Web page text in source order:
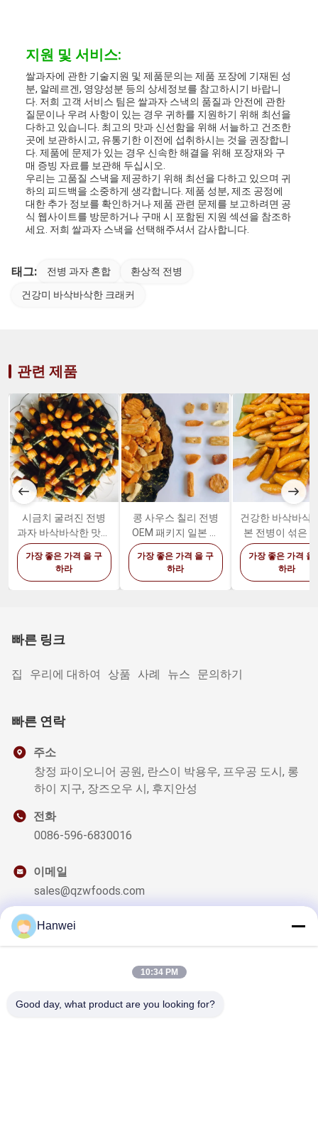
지원 및 서비스:
쌀과자에 관한 기술지원 및 제품문의는 제품 포장에 기재된 성
분, 알레르겐, 영양성분 등의 상세정보를 참고하시기 바랍니
다. 저희 고객 서비스 팀은 쌀과자 스낵의 품질과 안전에 관한
질문이나 우려 사항이 있는 경우 귀하를 지원하기 위해 최선을
다하고 있습니다. 최고의 맛과 신선함을 위해 서늘하고 건조한
곳에 보관하시고, 유통기한 이전에 섭취하시는 것을 권장합니
다. 제품에 문제가 있는 경우 신속한 해결을 위해 포장재와 구
매 증빙 자료를 보관해 두십시오.
우리는 고품질 스낵을 제공하기 위해 최선을 다하고 있으며 귀
하의 피드백을 소중하게 생각합니다. 제품 성분, 제조 공정에
대한 추가 정보를 확인하거나 제품 관련 문제를 보고하려면 공
식 웹사이트를 방문하거나 구매 시 포함된 지원 섹션을 참조하
세요. 저희 쌀과자 스낵을 선택해주셔서 감사합니다.
태그: 전병 과자 혼합 환상적 전병
건강미 바삭바삭한 크래커
관련 제품
시금치 굴려진 전병
과자 바삭바삭한 맛있
는 팽화미 과자
가장 좋은 가격 을 구
하라
콩 사우스 칠리 전병
OEM 패키지 일본 비
빔밥 크래커
가장 좋은 가격 을 구
하라
건강한 바삭바삭
본 전병이 섞은
고추를 넣은 저
기와 강낭콩 스
가장 좋은 가격 을
하라
빠른 링크
집 우리에 대하여 상품 사례 뉴스 문의하기
빠른 연락
주소
창정 파이오니어 공원, 란스이 박용우, 프우공 도시, 롱
하이 지구, 장즈오우 시, 후지안성
전화
0086-596-6830016
이메일
sales@qzwfoods.com
Hanwei
10:34 PM
Good day, what product are you looking for?